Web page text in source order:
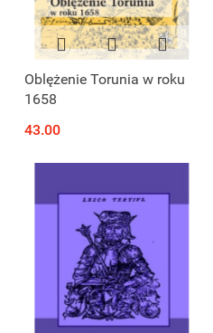
Oblężenie Torunia w roku
1658
43.00